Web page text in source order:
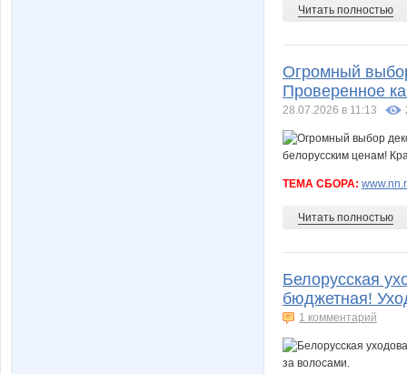
Читать полностью
Огромный
Проверенное
28.07.2026 в 11:13
ТЕМА СБОРА:
Читать полностью
Белорусская
бюджетная!
1 комментарий